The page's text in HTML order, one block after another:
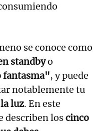
se conoce como
standbyo
fantasma", y puede
notablemente tu
luz. En este
describen loscinco